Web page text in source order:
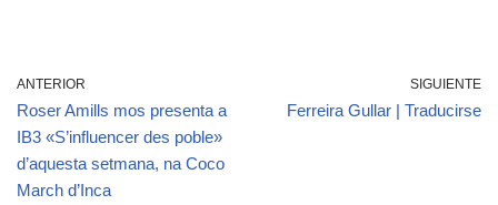
ANTERIOR
Roser Amills mos presenta a
IB3 «S’influencer des poble»
d’aquesta setmana, na Coco
March d’Inca
SIGUIENTE
Ferreira Gullar | Traducirse